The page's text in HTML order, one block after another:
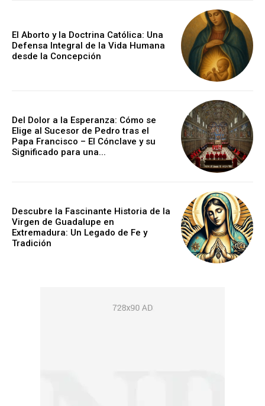
El Aborto y la Doctrina Católica: Una
Defensa Integral de la Vida Humana
desde la Concepción
Del Dolor a la Esperanza: Cómo se
Elige al Sucesor de Pedro tras el
Papa Francisco – El Cónclave y su
Significado para una...
Descubre la Fascinante Historia de la
Virgen de Guadalupe en
Extremadura: Un Legado de Fe y
Tradición